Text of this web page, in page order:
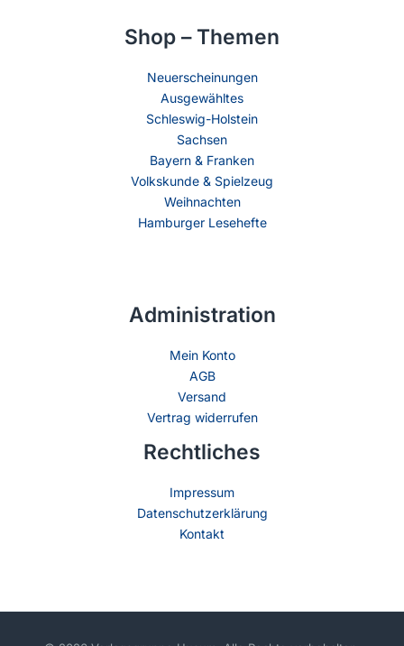
Shop – Themen
Neuerscheinungen
Ausgewähltes
Schleswig-Holstein
Sachsen
Bayern & Franken
Volkskunde & Spielzeug
Weihnachten
Hamburger Lesehefte
Administration
Mein Konto
AGB
Versand
Vertrag widerrufen
Rechtliches
Impressum
Datenschutzerklärung
Kontakt